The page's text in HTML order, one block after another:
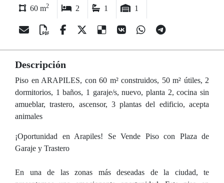
60 m2 2 1 1
Descripción
Piso en ARAPILES, con 60 m² construidos, 50 m² útiles, 2
dormitorios, 1 baños, 1 garaje/s, nuevo, planta 2, cocina sin
amueblar, trastero, ascensor, 3 plantas del edificio, acepta
animales
¡Oportunidad en Arapiles! Se Vende Piso con Plaza de
Garaje y Trastero
En una de las zonas más deseadas de la ciudad, te